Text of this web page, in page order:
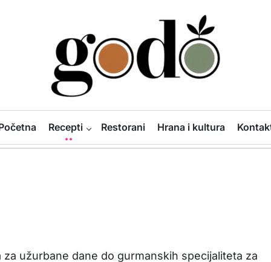
Recepti Restorani Hrana i kultura
užurbane dane do gurmanskih specijaliteta za